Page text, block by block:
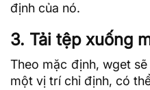
định của nó.
3. Tải tệp xuống
Theo mặc định, wget
một vị trí chỉ định, có